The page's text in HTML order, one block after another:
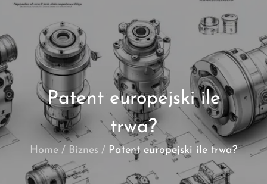
Patent europejski ile
trwa?
Home Biznes Patent europejski ile trwa?